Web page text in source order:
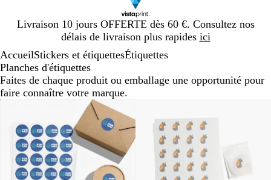
Livraison 10 jours OFFERTE dès 60 €. Consultez nos
délais de livraison plus rapides ici
Diapositive
1
AccueilStickers et étiquettesÉtiquettes
Planches d'étiquettes
Faites de chaque produit ou emballage une opportunité pour
faire connaître votre marque.